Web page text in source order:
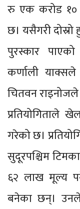
रु एक करोड १०
छ। यसैगरी
पुरस्कार पाएको
कर्णाली
चितवन
प्रतियोगिताले
गरेको छ।
सुदूरपश्चिम
६२ लाख मूल्य
बनेका छन्। उनले